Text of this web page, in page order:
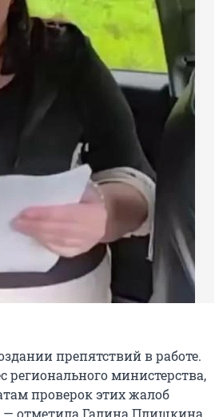
препятствий в работе.
министерства,
проверок этих жалоб
— отметила Галина Плишкина.